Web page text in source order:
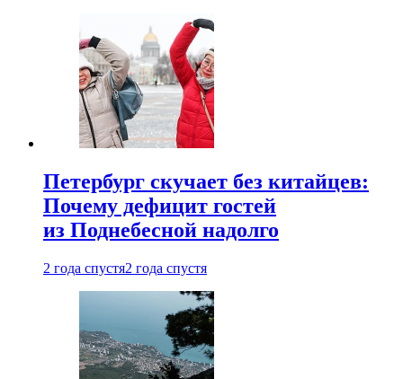
Петербург скучает без китайцев:
Почему дефицит гостей
из Поднебесной надолго
2 года спустя2 года спустя